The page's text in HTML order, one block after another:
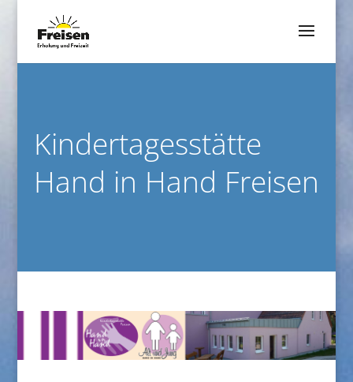
Kindertagesstätte
Hand in Hand Freisen